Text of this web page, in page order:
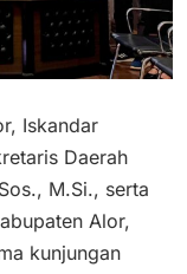
Iskandar
Daerah
M.Si., serta
Alor,
kunjungan